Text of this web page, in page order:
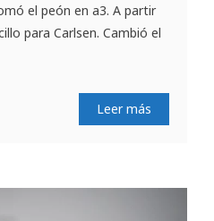
el peón en a3. A partir
para Carlsen. Cambió el
Leer más